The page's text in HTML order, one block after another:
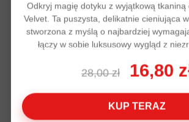
Odkryj magię dotyku z wyjątkową tkaniną
Velvet. Ta puszysta, delikatnie cieniująca
stworzona z myślą o najbardziej
łączy w sobie luksusowy wygląd z
28,00 zł 16,80
KUP TERAZ